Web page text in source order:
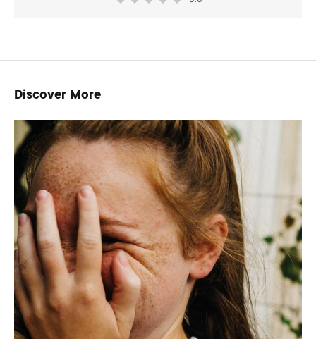
Discover More